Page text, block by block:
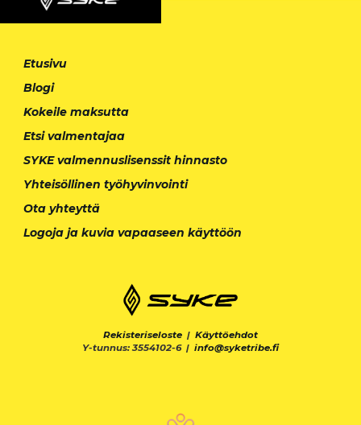
Etusivu
Blogi
Kokeile maksutta
Etsi valmentajaa
SYKE valmennuslisenssit hinnasto
Yhteisöllinen työhyvinvointi
Ota yhteyttä
Logoja ja kuvia vapaaseen käyttöön
Rekisteriseloste | Käyttöehdot
Y-tunnus: 3554102-6 | info@syketribe.fi